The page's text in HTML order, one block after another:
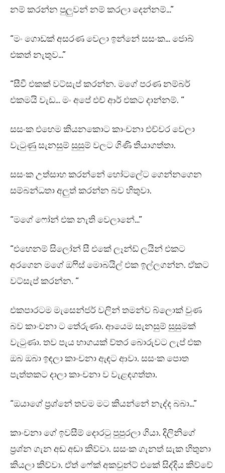
නම් කරන්න පුලුවන් නම් කරලා දෙන්නම්…”
“මං ගොඩක් අසරණ වෙලා ඉන්නේ සසංක… ජොබ්
එකත් නැතුව…”
“සීවී එකක් වට්සැප් කරන්න. මගේ පරණ නම්බර්
එකමයි වැඩ… මං අපේ එච් ආර් එකට දාන්නම්. “
සසංක එහෙම කියනකොට කාංචනා එච්චර වෙලා
වැටුණු සැනසුම් සුසුම් වලට ගිණි තියාගත්තා.
සසංක උත්සාහ කරන්නේ හෝටලේට ගෙන්නගෙන
සම්බන්ධතා අලුත් කරන්න බව හිතුවා.
“මගේ ෆෝන් එක නැති වෙලානේ…”
“එහෙනම් සිලෝන් සී එකේ ලෑන්ඩ් ලයින් එකට
අරගෙන මගේ ඔෆිස් මොබයිල් එක ඉල්ලගන්න. ඒකට
වට්සැප් කරන්න. “
එකපාරටම මැසෙන්ජර් වලින් තමන්ව බ්ලොක් වුණ
බව කාංචනා ට තේරුණා. ආයෙම සැනසුම් සුසුමක්
වැටුණා. තව පැය භාගයක් ව්තර බොරුවට ලැප් එක
ඔබ ඔබා ඉඳලා කාංචනා ඇඳට ආවා. සසංක පොත
පැත්තකට දාලා කාංචනා ව වැළඳගත්තා.
“ඔයාගේ ප්‍රශ්නේ තවම මට කියන්නේ නැද්ද බබා…”
කාංචනා ගේ ඉවසීම් දොරටු පුපුරලා ගියා. දිලිනිගේ
ප්‍රශ්න ගැන අඬ අඬා කිව්වා. සසංක ගැනත් සැක හිතුනා
කියලා කිව්වා. ඒත් ෆේක් අකවුන්ට් එකේ සිද්දිය කිව්වේ